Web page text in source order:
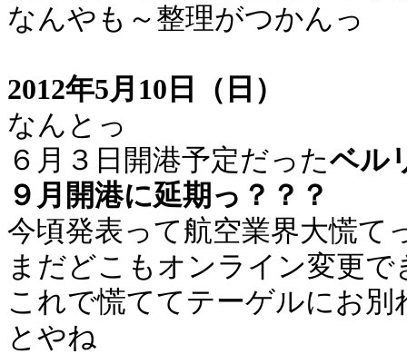
なんやも～整理がつかんっ
2012年5月10日（日）
なんとっ
６月３日開港予定だったベル
９月開港に延期っ？？？
今頃発表って航空業界大慌て
まだどこもオンライン変更
これで慌ててテーゲルにお
とやね